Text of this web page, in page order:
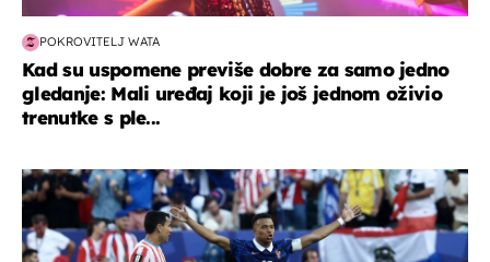
POKROVITELJ WATA
Kad su uspomene previše dobre za samo jedno
gledanje: Mali uređaj koji je još jednom oživio
trenutke s ple...
svjetsko prvenstvo 2026